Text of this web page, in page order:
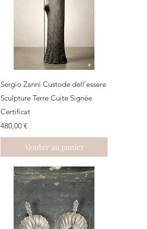
Aperçu rapide
Sergio Zanni Custode dell’essere
Sculpture Terre Cuite Signée
Certificat
Prix
480,00 €
Ajouter au panier